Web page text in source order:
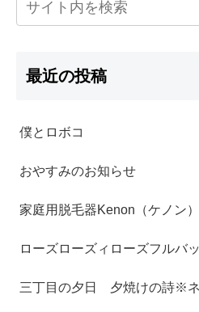
最近の投稿
僕とロボコ
おやすみのお知らせ
家庭用脱毛器Kenon（ケノン
ローズローズィローズフルバ
三丁目の夕日 夕焼けの詩※ネ